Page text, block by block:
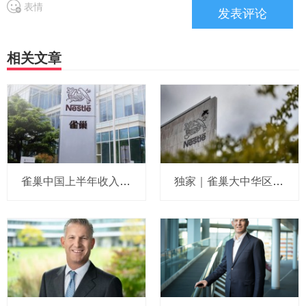
表情
相关文章
雀巢中国上半年收入196亿：CEO说在华业务正逐步稳定，要求全新管理团队紧盯三大重点，原定去库存计划已完成，坦承某些品类仍在流失份额 独家｜雀巢大中华区人力资源“一号位”敲定，菲仕兰徐耀东接棒